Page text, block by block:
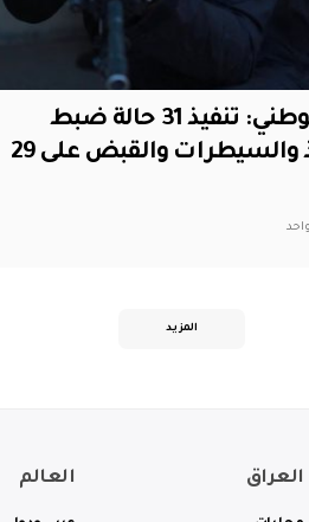
الأمن الوطني: تنفيذ 31 حالة ضبط
بالمنافذ والسيطرات والقبض على 29
المزيد
العراق العالم